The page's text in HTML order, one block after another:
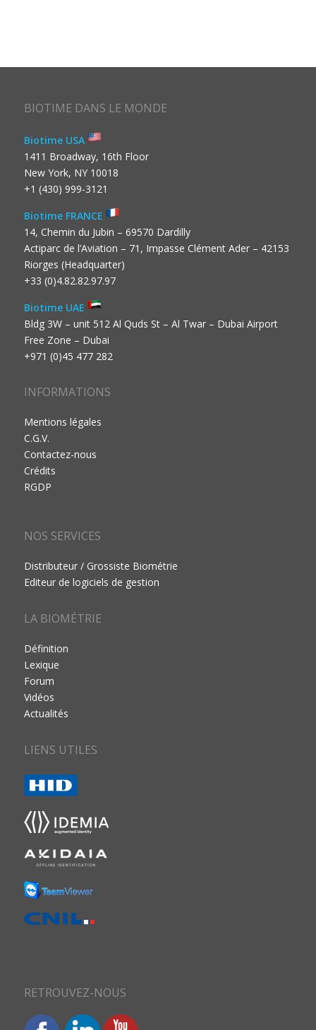
BIOTIME DANS LE MONDE
Biotime USA
1411 Broadway, 16th Floor
New York, NY 10018
+1 (430) 999-3121
Biotime FRANCE
14, Chemin du Jubin – 69570 Dardilly
Actiparc de l’Aviation – 71, Impasse Clément Ader – 42153
Riorges (Headquarter)
+33 (0)4.82.82.97.97
Biotime UAE
Bldg 3W – unit 512 Al Quds St – Al Twar – Dubai Airport
Free Zone – Dubai
+971 (0)45 477 282
INFORMATIONS
Mentions légales
C.G.V.
Contactez-nous
Crédits
RGDP
NOS SERVICES
Distributeur / Grossiste Biométrie
Editeur de logiciels de gestion
LA BIOMÉTRIE
Définition
Lexique
Forum
Vidéos
Actualités
LIENS UTILES
RETROUVEZ-NOUS